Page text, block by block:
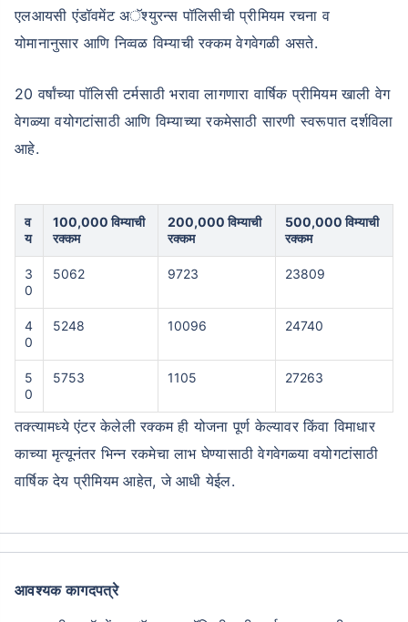
एलआयसी एंडॉवमेंट अॅश्युरन्स पॉलिसीची प्रीमियम रचना व
योमानानुसार आणि निव्वळ विम्याची रक्कम वेगवेगळी असते.
20 वर्षांच्या पॉलिसी टर्मसाठी भरावा लागणारा वार्षिक प्रीमियम खाली वेग
वेगळ्या वयोगटांसाठी आणि विम्याच्या रकमेसाठी सारणी स्वरूपात दर्शविला
आहे.
व
य
100,000 विम्याची
रक्कम
200,000 विम्याची
रक्कम
500,000 विम्याची
रक्कम
3
0
5062 9723 23809
4
0
5248 10096 24740
5
0
5753 1105 27263
तक्त्यामध्ये एंटर केलेली रक्कम ही योजना पूर्ण केल्यावर किंवा विमाधार
काच्या मृत्यूनंतर भिन्न रकमेचा लाभ घेण्यासाठी वेगवेगळ्या वयोगटांसाठी
वार्षिक देय प्रीमियम आहेत, जे आधी येईल.
आवश्यक कागदपत्रे